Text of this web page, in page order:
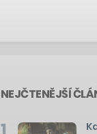
NEJČTENĚJŠÍ